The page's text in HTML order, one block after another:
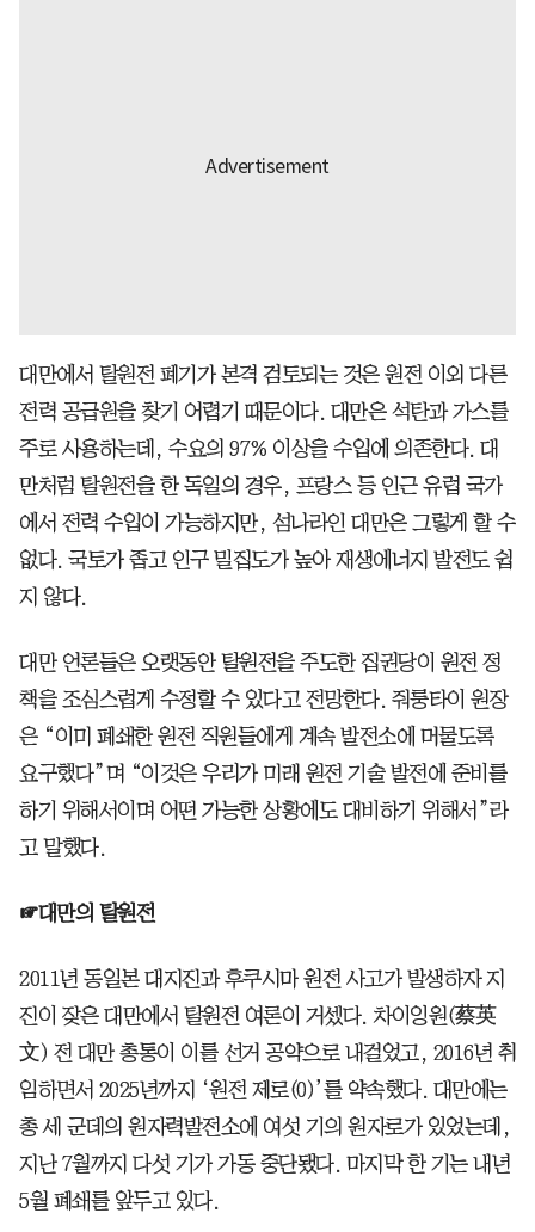
대만에서 탈원전 폐기가 본격 검토되는 것은 원전 이외 다른
전력 공급원을 찾기 어렵기 때문이다. 대만은 석탄과 가스를
주로 사용하는데, 수요의 97% 이상을 수입에 의존한다. 대
만처럼 탈원전을 한 독일의 경우, 프랑스 등 인근 유럽 국가
에서 전력 수입이 가능하지만, 섬나라인 대만은 그렇게 할 수
없다. 국토가 좁고 인구 밀집도가 높아 재생에너지 발전도 쉽
지 않다.
대만 언론들은 오랫동안 탈원전을 주도한 집권당이 원전 정
책을 조심스럽게 수정할 수 있다고 전망한다. 줘룽타이 원장
은 “이미 폐쇄한 원전 직원들에게 계속 발전소에 머물도록
요구했다”며 “이것은 우리가 미래 원전 기술 발전에 준비를
하기 위해서이며 어떤 가능한 상황에도 대비하기 위해서”라
고 말했다.
☞대만의 탈원전
2011년 동일본 대지진과 후쿠시마 원전 사고가 발생하자 지
진이 잦은 대만에서 탈원전 여론이 거셌다. 차이잉원(蔡英
文) 전 대만 총통이 이를 선거 공약으로 내걸었고, 2016년 취
임하면서 2025년까지 ‘원전 제로(0)’를 약속했다. 대만에는
총 세 군데의 원자력발전소에 여섯 기의 원자로가 있었는데,
지난 7월까지 다섯 기가 가동 중단됐다. 마지막 한 기는 내년
5월 폐쇄를 앞두고 있다.